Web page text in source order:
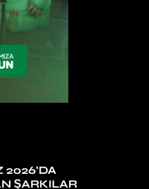
2026’DA
ŞARKILAR